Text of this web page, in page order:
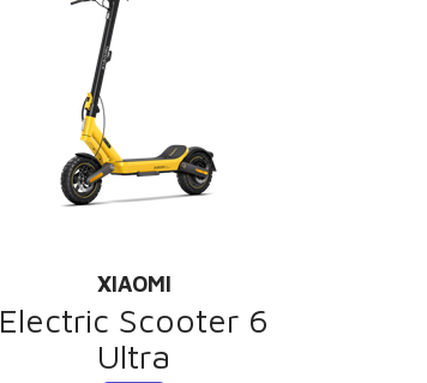
XIAOMI
Electric Scooter 6
Ultra